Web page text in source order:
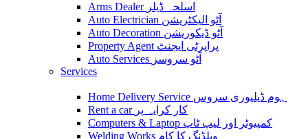
Arms Dealer اسلحہ ڈیلر
Auto Electrician آٹو الیکٹریشن
Auto Decoration آٹو ڈیکوریشن
Property Agent پراپرٹی ایجنٹ
Auto Services آٹو سروسز
Services
Home Delivery Service ہوم ڈیلیوری سروس
Rent a car کار کرایہ پر
Computers & Laptop کمپیوٹر اور لیپ ٹاپ
Welding Works ویلڈنگ کا کام